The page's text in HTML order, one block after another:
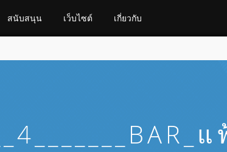
สนับสนุน เว็บไซต์ เกี่ยวกับ
แ